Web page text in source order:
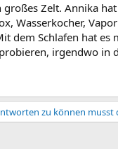
Zelt. Annika
Wasserkocher,
dem Schlafen hat es
irgendwo in
zu können musst